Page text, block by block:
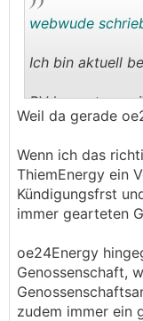
webwude
Ich bin aktuell
PV kommt
Jahr.
EG anmelde,
Verbrauch
oder kann ich
Weil da gerade
Wenn ich das
ThiemEnergy ein
Kündigungsfrst
immer gearteten
oe24Energy
Genossenschaft,
zudem immer ein